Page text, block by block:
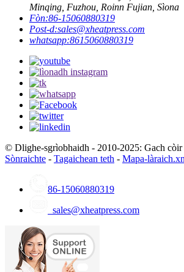
Minqing, Fuzhou, Roinn Fujian, Sìona
Fòn:86-15060880319
Post-d:sales@xheatpress.com
whatsapp:8615060880319
© Dlighe-sgrìobhaidh - 2010-2025: Gach còir
Sònraichte - Tagaichean teth - Mapa-
86-15060880319
sales@xheatpress.com